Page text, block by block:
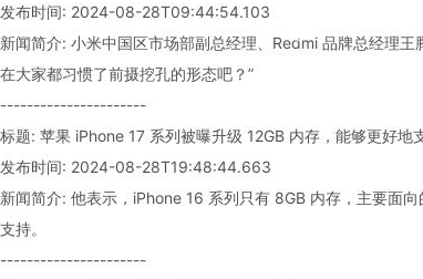
发布时间: 2024-08-28T09:44:54.103
新闻简介: 小米中国区市场部副总经理、Redmi 品牌总经理
在大家都习惯了前摄挖孔的形态吧？”
----------------------
标题: 苹果 iPhone 17 系列被曝升级 12GB 内存，能够更好地
发布时间: 2024-08-28T19:48:44.663
新闻简介: 他表示，iPhone 16 系列只有 8GB 内存，主要面
支持。
----------------------